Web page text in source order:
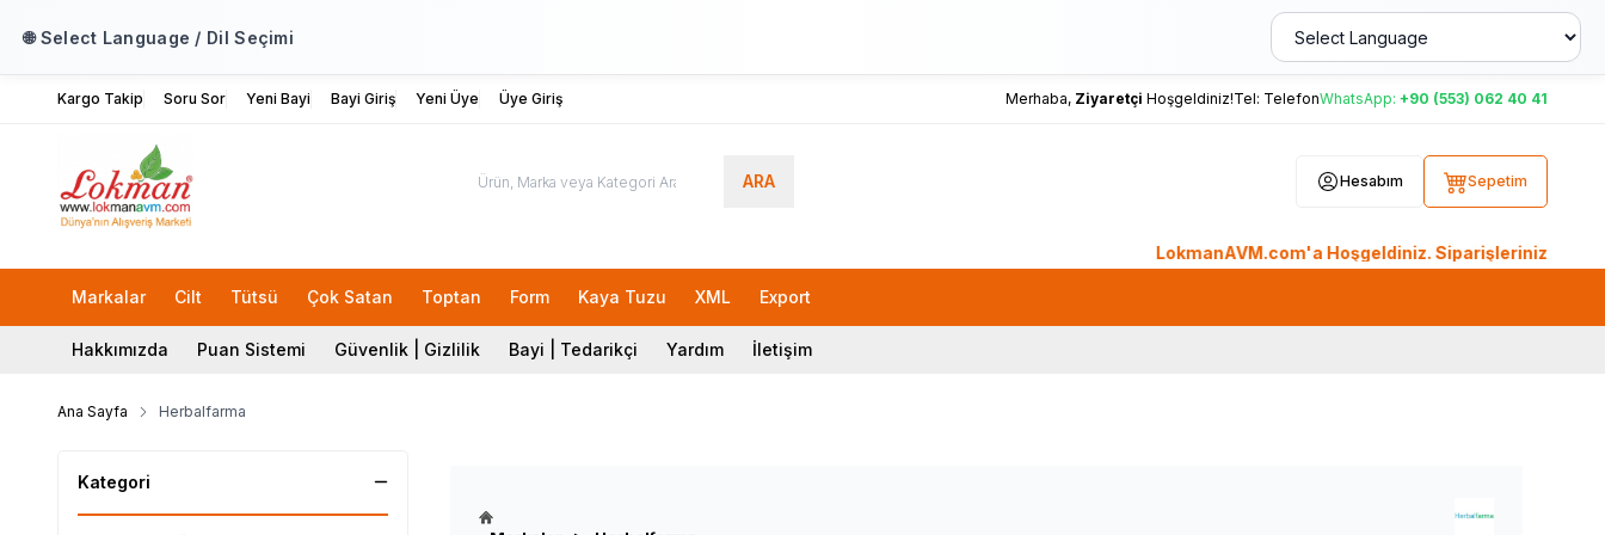
🌐 Select Language / Dil Seçimi
Kargo Takip Soru Sor Yeni Bayi Bayi Giriş Yeni Üye Üye Giriş Merhaba, Ziyaretçi Hoşgeldiniz!Tel: TelefonWhatsApp: +90 (553) 062 40 41
ARA Hesabım Sepetim
LokmanAVM.com'a Hoşgeldiniz. Siparişleriniz AYNI GÜN
Markalar Cilt Tütsü Çok Satan Toptan Form Kaya Tuzu XML Export
Hakkımızda Puan Sistemi Güvenlik | Gizlilik Bayi | Tedarikçi Yardım İletişim
Ana Sayfa Herbalfarma
Kategori